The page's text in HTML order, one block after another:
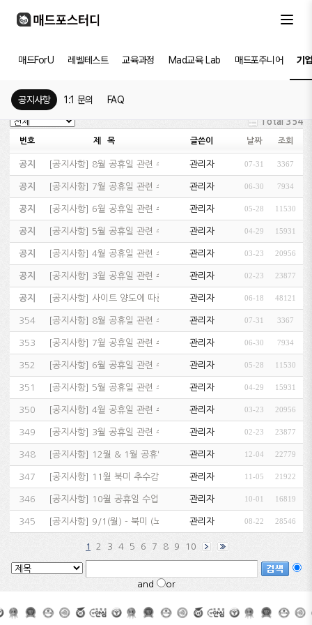
매드ForU 레벨테스트 교육과정 Mad교육 Lab 매드포주니어 기
공지사항 1:1 문의 FAQ
Total 354
번호 제 목 글쓴이 날짜 조회
공지 [공지사항] 8월 공휴일 관련 수업 및 고객센터 운영 안내…
관리자 07-31 3367
공지 [공지사항] 7월 공휴일 관련 수업 및 고객센터 운영 안내…
관리자 06-30 7934
공지 [공지사항] 6월 공휴일 관련 수업 및 고객센터 운영 안내…
관리자 05-28 11530
공지 [공지사항] 5월 공휴일 관련 수업 및 고객센터 운영 안내…
관리자 04-29 15931
공지 [공지사항] 4월 공휴일 관련 수업 운영 안내…
관리자 03-23 20956
공지 [공지사항] 3월 공휴일 관련 수업 및 고객센터 운영 안내…
관리자 02-23 23877
공지 [공지사항] 사이트 양도에 따른 회원정보 이전 고지…
관리자 06-18 48121
354 [공지사항] 8월 공휴일 관련 수업 및 고객센터 운영 안내…
관리자 07-31 3367
353 [공지사항] 7월 공휴일 관련 수업 및 고객센터 운영 안내…
관리자 06-30 7934
352 [공지사항] 6월 공휴일 관련 수업 및 고객센터 운영 안내…
관리자 05-28 11530
351 [공지사항] 5월 공휴일 관련 수업 및 고객센터 운영 안내…
관리자 04-29 15931
350 [공지사항] 4월 공휴일 관련 수업 운영 안내…
관리자 03-23 20956
349 [공지사항] 3월 공휴일 관련 수업 및 고객센터 운영 안내…
관리자 02-23 23877
348 [공지사항] 12월 & 1월 공휴일 관련 휴강 일정 & 고객센터 휴…
관리자 12-04 22779
347 [공지사항] 11월 북미 추수감사절(Thanksgiving Day)…
관리자 11-05 21922
346 [공지사항] 10월 공휴일 수업 진행 및 휴강 일정 & 고객센터 휴…
관리자 10-01 16819
345 [공지사항] 9/1(월) - 북미 (노동절 Labor Day) 관…
관리자 08-22 28546
1 2 3 4 5 6 7 8 9 10
and or